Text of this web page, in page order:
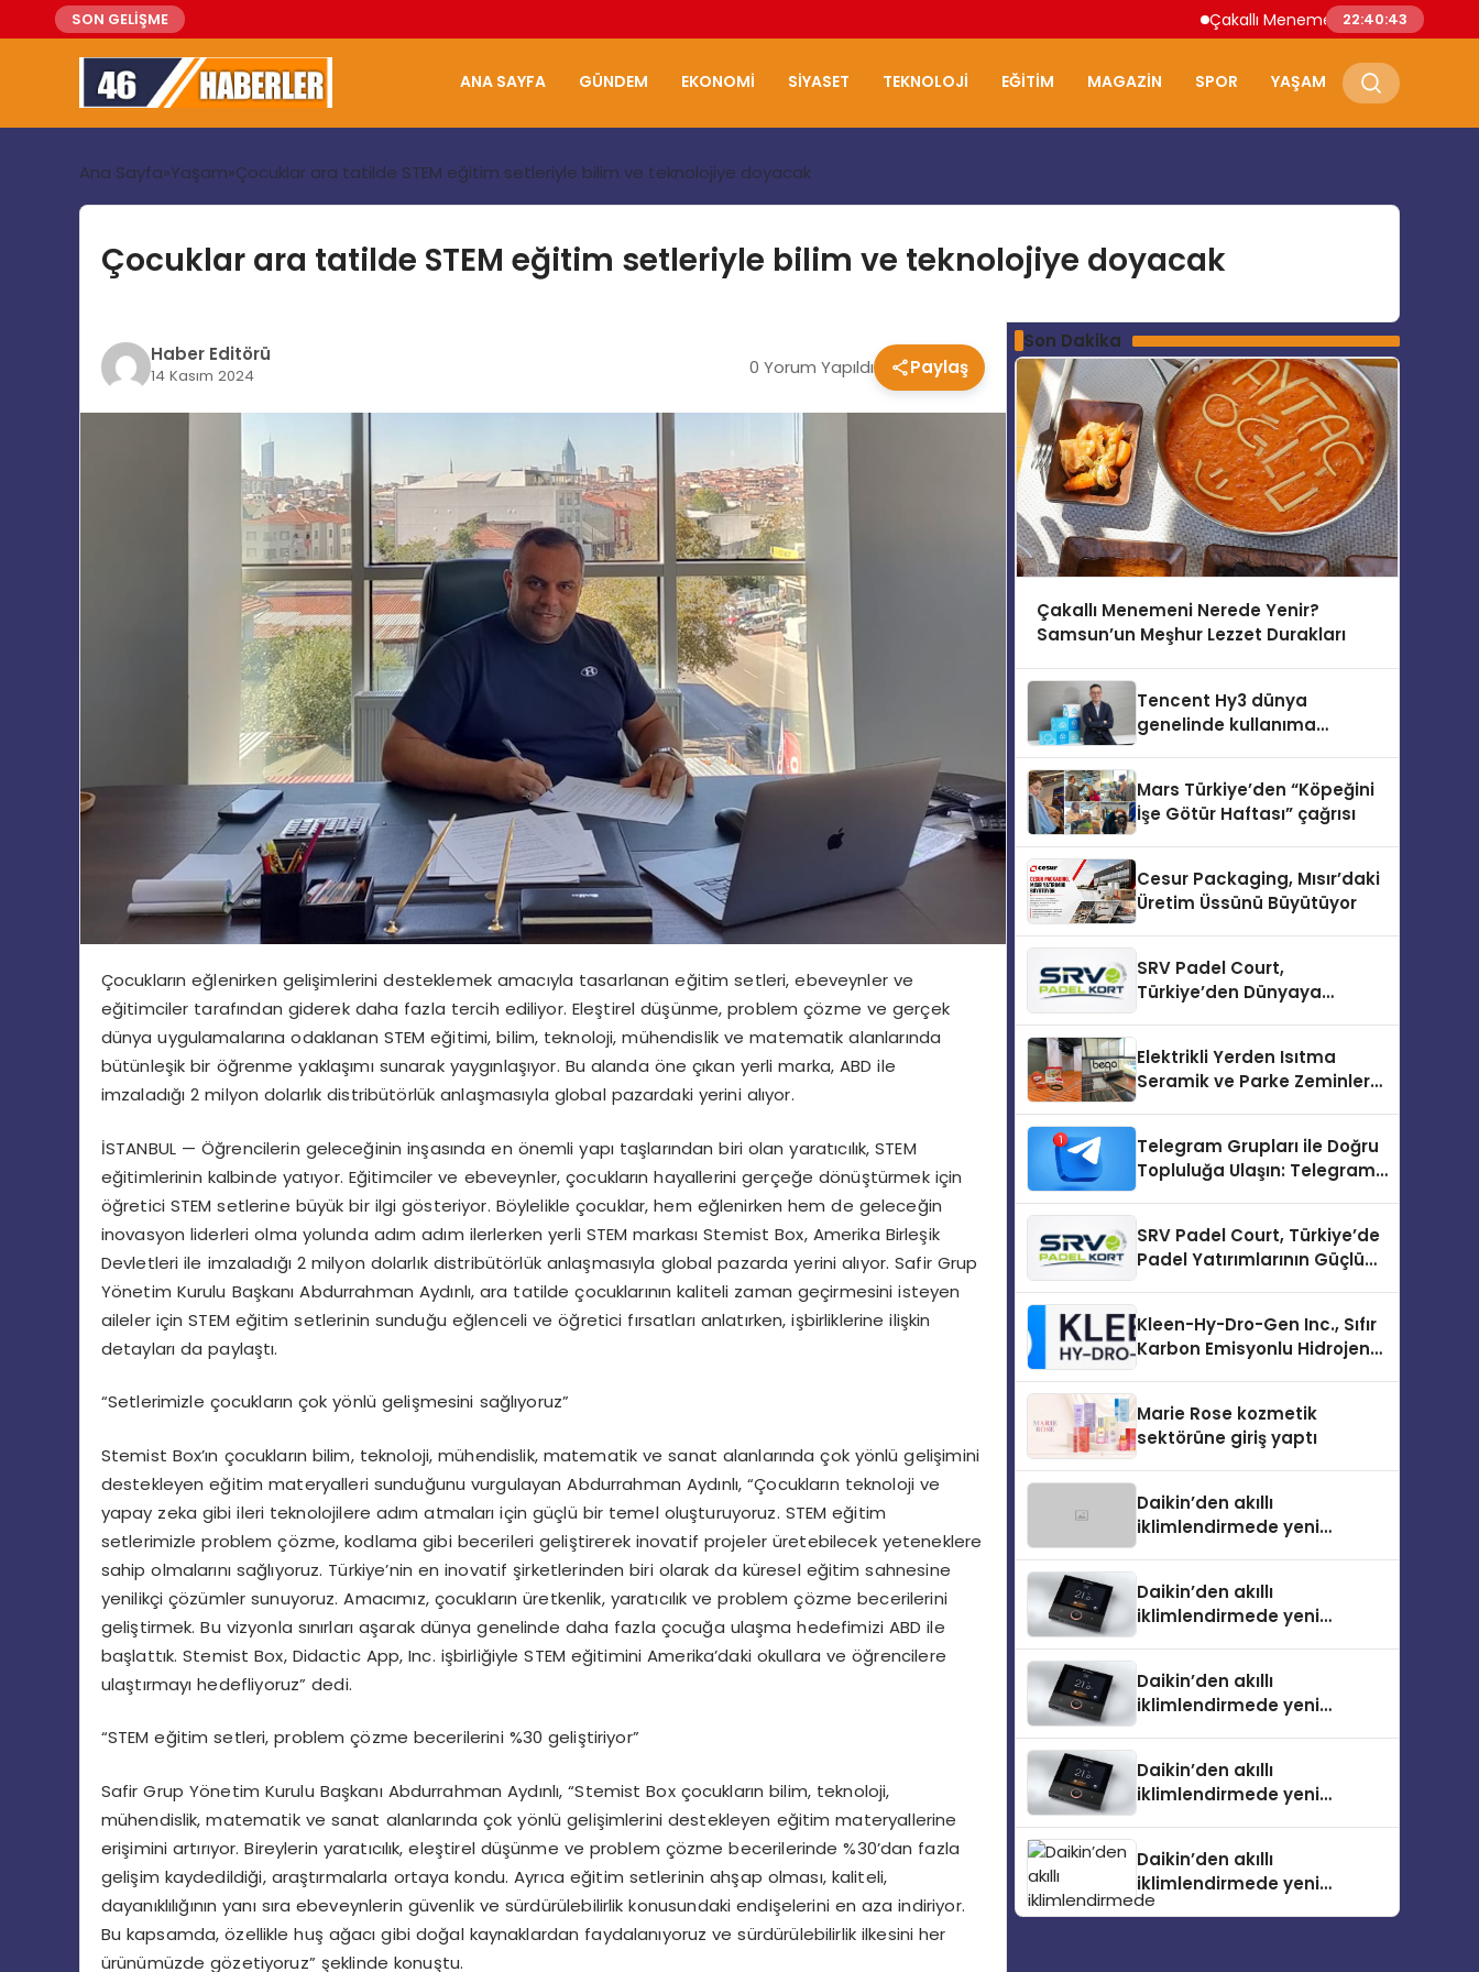
SON GELİŞME Çakallı Menemeni Nerede Yenir?
22:40:44
ANA SAYFA GÜNDEM EKONOMI SIYASET TEKNOLOJI EĞITIM MAGAZIN SPOR YAŞAM
Ana Sayfa Yaşam Çocuklar ara tatilde STEM eğitim setleriyle bilim ve teknolojiye doyacak
Çocuklar ara tatilde STEM eğitim setleriyle bilim ve teknolojiye doyacak
Haber Editörü
14 Kasım 2024 0 Yorum Yapıldı Paylaş
Çocukların eğlenirken gelişimlerini desteklemek amacıyla tasarlanan eğitim setleri, ebeveynler ve
eğitimciler tarafından giderek daha fazla tercih ediliyor. Eleştirel düşünme, problem çözme ve gerçek
dünya uygulamalarına odaklanan STEM eğitimi, bilim, teknoloji, mühendislik ve matematik alanlarında
bütünleşik bir öğrenme yaklaşımı sunarak yaygınlaşıyor. Bu alanda öne çıkan yerli marka, ABD ile
imzaladığı 2 milyon dolarlık distribütörlük anlaşmasıyla global pazardaki yerini alıyor.
İSTANBUL — Öğrencilerin geleceğinin inşasında en önemli yapı taşlarından biri olan yaratıcılık, STEM
eğitimlerinin kalbinde yatıyor. Eğitimciler ve ebeveynler, çocukların hayallerini gerçeğe dönüştürmek için
öğretici STEM setlerine büyük bir ilgi gösteriyor. Böylelikle çocuklar, hem eğlenirken hem de geleceğin
inovasyon liderleri olma yolunda adım adım ilerlerken yerli STEM markası Stemist Box, Amerika Birleşik
Devletleri ile imzaladığı 2 milyon dolarlık distribütörlük anlaşmasıyla global pazarda yerini alıyor. Safir Grup
Yönetim Kurulu Başkanı Abdurrahman Aydınlı, ara tatilde çocuklarının kaliteli zaman geçirmesini isteyen
aileler için STEM eğitim setlerinin sunduğu eğlenceli ve öğretici fırsatları anlatırken, işbirliklerine ilişkin
detayları da paylaştı.
“Setlerimizle çocukların çok yönlü gelişmesini sağlıyoruz”
Stemist Box’ın çocukların bilim, teknoloji, mühendislik, matematik ve sanat alanlarında çok yönlü gelişimini
destekleyen eğitim materyalleri sunduğunu vurgulayan Abdurrahman Aydınlı, “Çocukların teknoloji ve
yapay zeka gibi ileri teknolojilere adım atmaları için güçlü bir temel oluşturuyoruz. STEM eğitim
setlerimizle problem çözme, kodlama gibi becerileri geliştirerek inovatif projeler üretebilecek yeteneklere
sahip olmalarını sağlıyoruz. Türkiye’nin en inovatif şirketlerinden biri olarak da küresel eğitim sahnesine
yenilikçi çözümler sunuyoruz. Amacımız, çocukların üretkenlik, yaratıcılık ve problem çözme becerilerini
geliştirmek. Bu vizyonla sınırları aşarak dünya genelinde daha fazla çocuğa ulaşma hedefimizi ABD ile
başlattık. Stemist Box, Didactic App, Inc. işbirliğiyle STEM eğitimini Amerika’daki okullara ve öğrencilere
ulaştırmayı hedefliyoruz” dedi.
“STEM eğitim setleri, problem çözme becerilerini %30 geliştiriyor”
Safir Grup Yönetim Kurulu Başkanı Abdurrahman Aydınlı, “Stemist Box çocukların bilim, teknoloji,
mühendislik, matematik ve sanat alanlarında çok yönlü gelişimlerini destekleyen eğitim materyallerine
erişimini artırıyor. Bireylerin yaratıcılık, eleştirel düşünme ve problem çözme becerilerinde %30’dan fazla
gelişim kaydedildiği, araştırmalarla ortaya kondu. Ayrıca eğitim setlerinin ahşap olması, kaliteli,
dayanıklılığının yanı sıra ebeveynlerin güvenlik ve sürdürülebilirlik konusundaki endişelerini en aza indiriyor.
Bu kapsamda, özellikle huş ağacı gibi doğal kaynaklardan faydalanıyoruz ve sürdürülebilirlik ilkesini her
ürünümüzde gözetiyoruz” şeklinde konuştu.
Son Dakika
Çakallı Menemeni Nerede Yenir?
Samsun’un Meşhur Lezzet Durakları
Tencent Hy3 dünya
genelinde kullanıma
Mars Türkiye’den “Köpeğini
İşe Götür Haftası” çağrısı
Cesur Packaging, Mısır’daki
Üretim Üssünü Büyütüyor
SRV Padel Court,
Türkiye’den Dünyaya
Elektrikli Yerden Isıtma
Seramik ve Parke Zeminler
Telegram Grupları ile Doğru
Topluluğa Ulaşın: Telegram
SRV Padel Court, Türkiye’de
Padel Yatırımlarının Güçlü
Kleen-Hy-Dro-Gen Inc., Sıfır
Karbon Emisyonlu Hidrojen
Aldı
Marie Rose kozmetik
sektörüne giriş yaptı
Daikin’den akıllı
iklimlendirmede yeni
Daikin’den akıllı
iklimlendirmede yeni
Daikin’den akıllı
iklimlendirmede yeni
Daikin’den akıllı
iklimlendirmede yeni
Daikin’den akıllı
iklimlendirmede yeni
dönem: Madoka Plus